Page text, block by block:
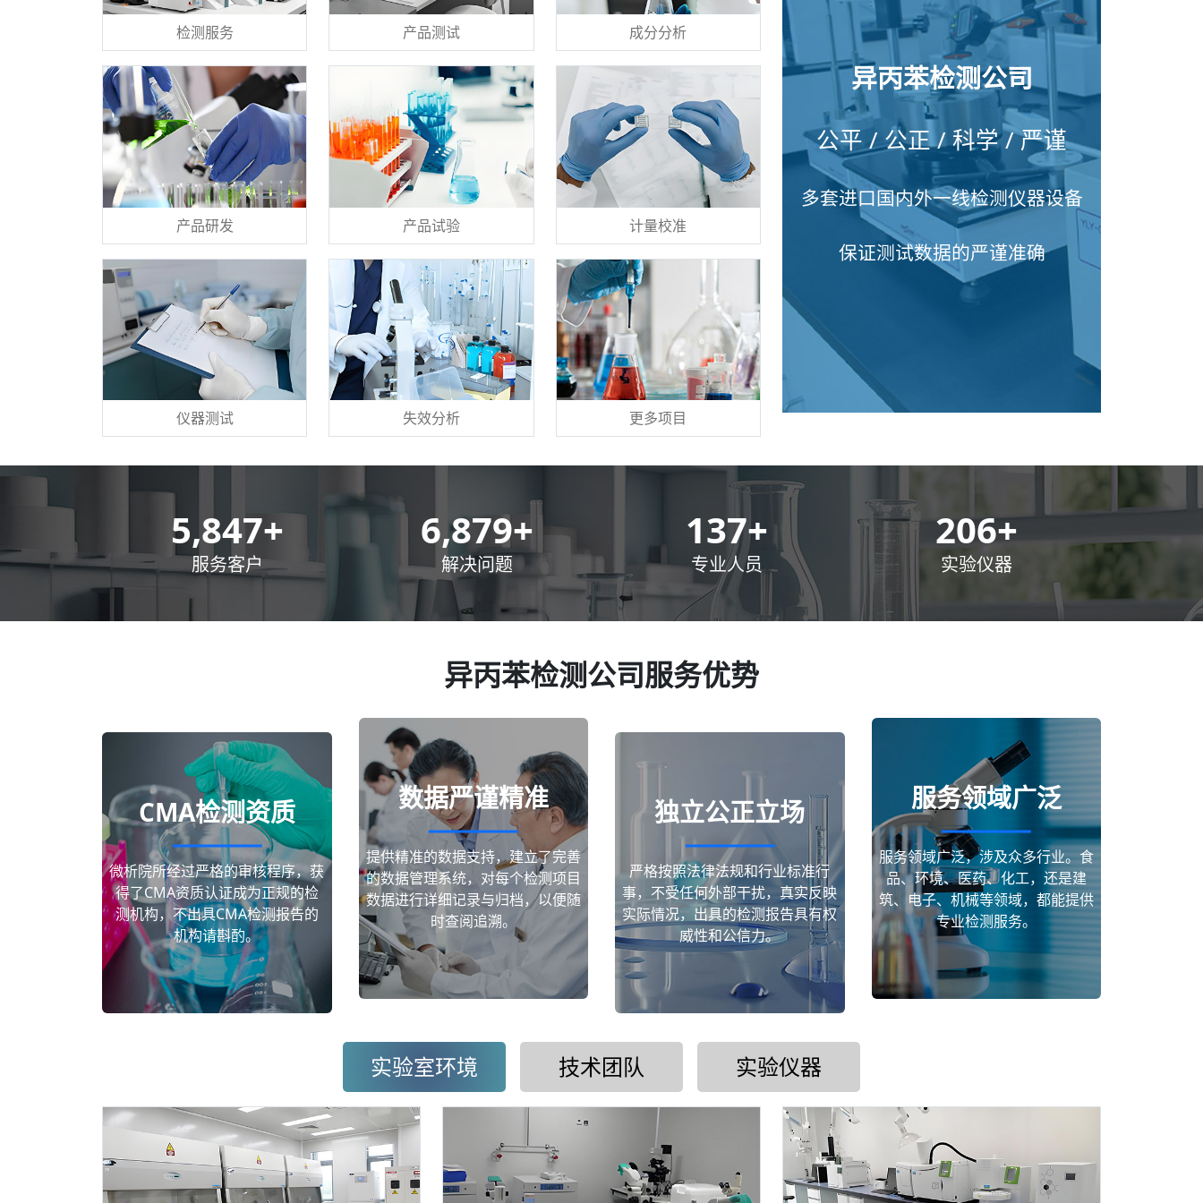
检测服务 产品测试 成分分析
产品研发 产品试验 计量校准
仪器测试 失效分析 更多项目
异丙苯检测公司
公平 / 公正 / 科学 / 严谨
多套进口国内外一线检测仪器设备
保证测试数据的严谨准确
8,500+
服务客户
10,000+
解决问题
200+
专业人员
300+
实验仪器
异丙苯检测公司服务优势
CMA检测资质
微析院所经过严格的审核程序，获
得了CMA资质认证成为正规的检
测机构，不出具CMA检测报告的
机构请斟酌。
数据严谨精准
提供精准的数据支持，建立了完善
的数据管理系统，对每个检测项目
数据进行详细记录与归档，以便随
时查阅追溯。
独立公正立场
严格按照法律法规和行业标准行
事，不受任何外部干扰，真实反映
实际情况，出具的检测报告具有权
威性和公信力。
服务领域广泛
服务领域广泛，涉及众多行业。食
品、环境、医药、化工，还是建
筑、电子、机械等领域，都能提供
专业检测服务。
实验室环境 技术团队 实验仪器